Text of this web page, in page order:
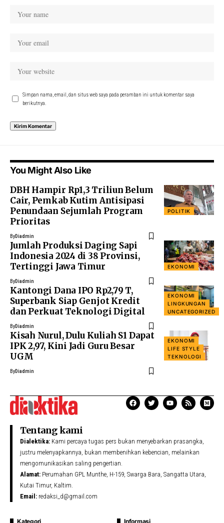
Simpan nama, email, dan situs web saya pada peramban ini untuk komentar saya
berikutnya.
You Might Also Like
POLITIK
DBH Hampir Rp1,3 Triliun Belum
Cair, Pemkab Kutim Antisipasi
Penundaan Sejumlah Program
Prioritas
ByDiadmin
EKONOMI
Jumlah Produksi Daging Sapi
Indonesia 2024 di 38 Provinsi,
Tertinggi Jawa Timur
ByDiadmin
EKONOMI
LINGKUNGAN
UNCATEGORIZED
Kantongi Dana IPO Rp2,79 T,
Superbank Siap Genjot Kredit
dan Perkuat Teknologi Digital
ByDiadmin
EKONOMI
LIFE STYLE
TEKNOLOGI
Kisah Nurul, Dulu Kuliah S1 Dapat
IPK 2,97, Kini Jadi Guru Besar
UGM
ByDiadmin
Tentang kami
Dialektika: Kami percaya tugas pers bukan menyebarkan prasangka,
justru melenyapkannya, bukan membenihkan kebencian, melainkan
mengomunikasikan saling pengertian.
Alamat: Perumahan GPL Munthe, H-159, Swarga Bara, Sangatta Utara,
Kutai Timur, Kaltim.
Email: redaksi_d@gmail.com
Kategori Informasi